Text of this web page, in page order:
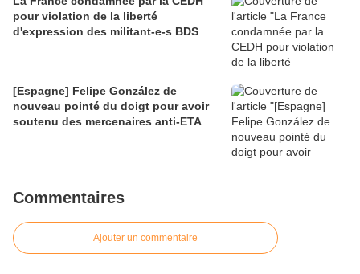
pour violation de la liberté
d'expression des militant-e-s BDS
[Espagne] Felipe González de
nouveau pointé du doigt pour avoir
soutenu des mercenaires anti-ETA
Commentaires
Ajouter un commentaire